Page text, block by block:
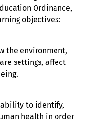
Ordinance,
objectives:
the environment,
settings, affect
ability to identify,
health in order